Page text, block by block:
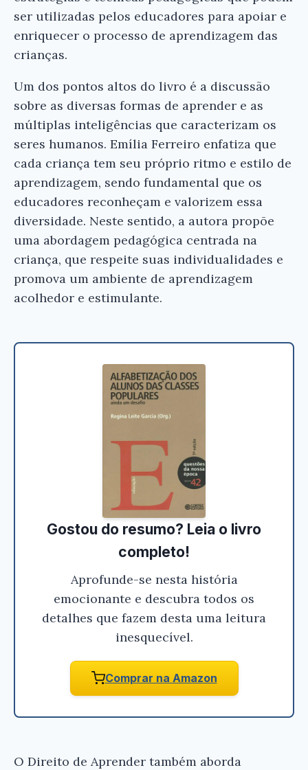
ser utilizadas pelos educadores para apoiar e
enriquecer o processo de aprendizagem das
crianças.
Um dos pontos altos do livro é a discussão
sobre as diversas formas de aprender e as
múltiplas inteligências que caracterizam os
seres humanos. Emília Ferreiro enfatiza que
cada criança tem seu próprio ritmo e estilo de
aprendizagem, sendo fundamental que os
educadores reconheçam e valorizem essa
diversidade. Neste sentido, a autora propõe
uma abordagem pedagógica centrada na
criança, que respeite suas individualidades e
promova um ambiente de aprendizagem
acolhedor e estimulante.
Gostou do resumo? Leia o livro
completo!
Aprofunde-se nesta história
emocionante e descubra todos os
detalhes que fazem desta uma leitura
inesquecível.
Comprar na Amazon
O Direito de Aprender também aborda
Ei, Leitor!
Gostou do resumo? Nós criamos resumos para
que você tenha certeza de que o livro é bom
antes de comprar.
O Direito de Aprender - Emília Ferreiro
Conferir na Amazon